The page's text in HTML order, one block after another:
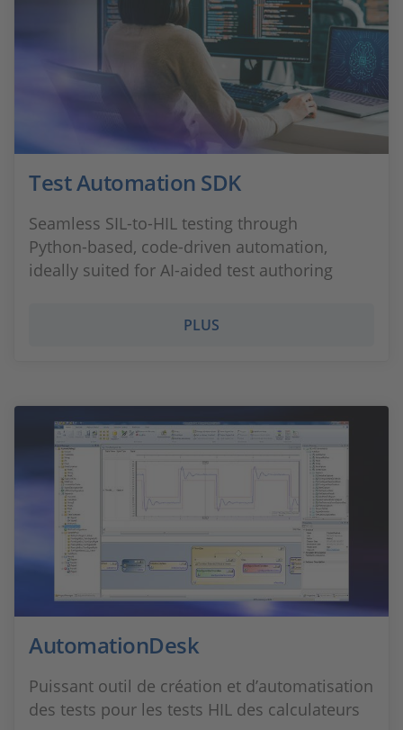
Test Automation SDK
Seamless SIL‑to‑HIL testing through
Python‑based, code‑driven automation,
ideally suited for AI‑aided test authoring
PLUS
AutomationDesk
Puissant outil de création et d’automatisation
des tests pour les tests HIL des calculateurs